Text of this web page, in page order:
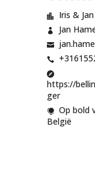
 Iris &
 Jan



https://
ger

Op bold
België